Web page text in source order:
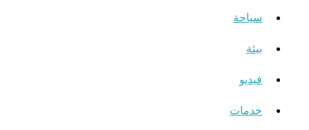
سياحة
بيئة
فيديو
خدمات